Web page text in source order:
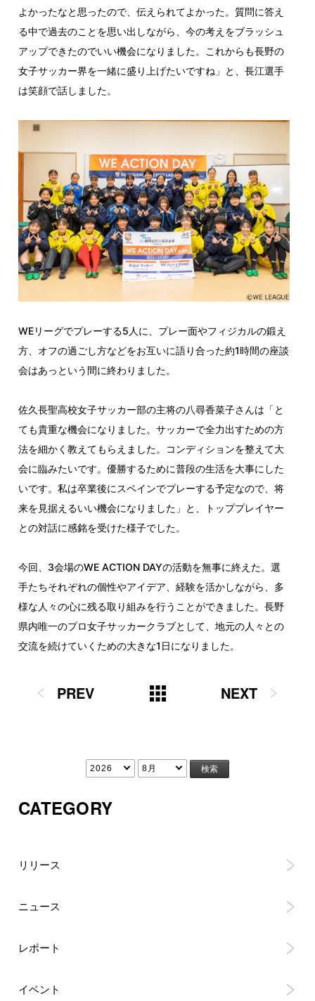
よかったなと思ったので、伝えられてよかった。質問に答え
る中で過去のことを思い出しながら、今の考えをブラッシュ
アップできたのでいい機会になりました。これからも長野の
女子サッカー界を一緒に盛り上げたいですね」と、長江選手
は笑顔で話しました。
WEリーグでプレーする5人に、プレー面やフィジカルの鍛え
方、オフの過ごし方などをお互いに語り合った約1時間の座談
会はあっという間に終わりました。
佐久長聖高校女子サッカー部の主将の八尋香菜子さんは「と
ても貴重な機会になりました。サッカーで全力出すための方
法を細かく教えてもらえました。コンディションを整えて大
会に臨みたいです。優勝するために普段の生活を大事にした
いです。私は卒業後にスペインでプレーする予定なので、将
来を見据えるいい機会になりました」と、トッププレイヤー
との対話に感銘を受けた様子でした。
今回、3会場のWE ACTION DAYの活動を無事に終えた。選
手たちそれぞれの個性やアイデア、経験を活かしながら、多
様な人々の心に残る取り組みを行うことができました。長野
県内唯一のプロ女子サッカークラブとして、地元の人々との
交流を続けていくための大きな1日になりました。
PREV NEXT
CATEGORY
リリース
ニュース
レポート
イベント